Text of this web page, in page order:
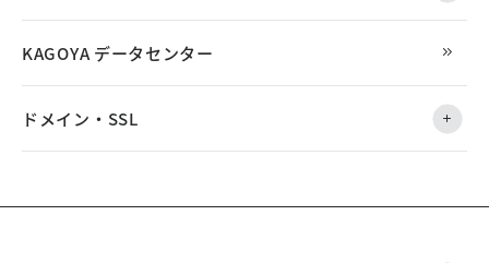
KAGOYA データセンター
ドメイン・SSL